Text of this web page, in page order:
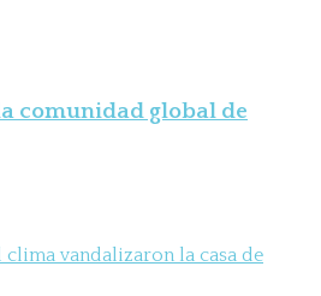
comunidad global de